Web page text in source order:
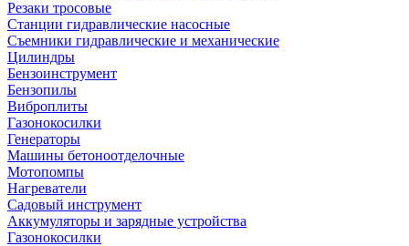
Резаки тросовые
Станции гидравлические насосные
Съемники гидравлические и механические
Цилиндры
Бензоинструмент
Бензопилы
Виброплиты
Газонокосилки
Генераторы
Машины бетоноотделочные
Мотопомпы
Нагреватели
Садовый инструмент
Аккумуляторы и зарядные устройства
Газонокосилки